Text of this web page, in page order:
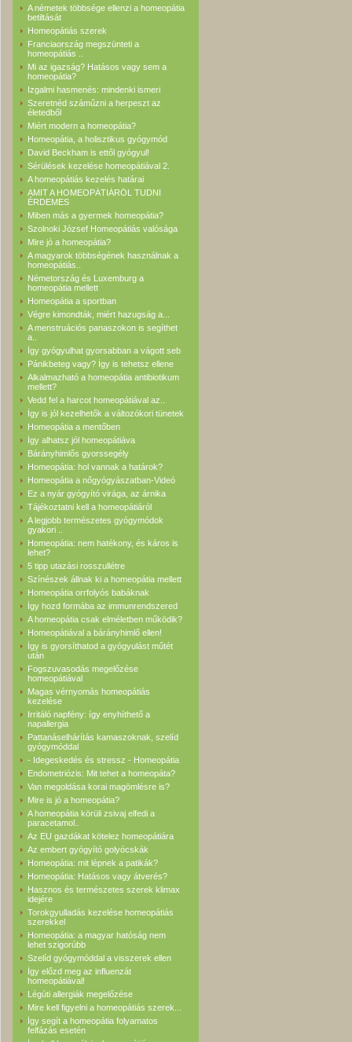
A németek többsége ellenzi a homeopátia
betiltását
Homeopátiás szerek
Franciaország megszünteti a
homeopátiás ..
Mi az igazság? Hatásos vagy sem a
homeopátia?
Izgalmi hasmenés: mindenki ismeri
Szeretnéd száműzni a herpeszt az
életedből
Miért modern a homeopátia?
Homeopátia, a holisztikus gyógymód
David Beckham is ettől gyógyul!
Sérülések kezelése homeopátiával 2.
A homeopátiás kezelés határai
AMIT A HOMEOPÁTIÁRÓL TUDNI
ÉRDEMES
Miben más a gyermek homeopátia?
Szolnoki József Homeopátiás valósága
Mire jó a homeopátia?
A magyarok többségének használnak a
homeopátiás..
Németország és Luxemburg a
homeopátia mellett
Homeopátia a sportban
Végre ki­mond­ták, miért ha­zug­ság a...
A menstruációs panaszokon is segíthet
a..
Így gyógyulhat gyorsabban a vágott seb
Pánikbeteg vagy? Így is tehetsz ellene
Alkalmazható a homeopátia antibiotikum
mellett?
Vedd fel a harcot homeopátiával az..
Így is jól kezelhetők a változókori tünetek
Homeopátia a mentőben
Így alhatsz jól homeopátiáva
Bárányhimlős gyorssegély
Homeopátia: hol vannak a határok?
Homeopátia a nőgyógyászatban-Videó
Ez a nyár gyógyító virága, az árnika
Tájékoztatni kell a homeopátiáról
A legjobb természetes gyógymódok
gyakori ..
Homeopátia: nem hatékony, és káros is
lehet?
5 tipp utazási rosszullétre
Színészek állnak ki a homeopátia mellett
Homeopátia orrfolyós babáknak
Így hozd formába az immunrendszered
A homeopátia csak elméletben működik?
Homeopátiával a bárányhimlő ellen!
Így is gyorsíthatod a gyógyulást műtét
után
Fogszuvasodás megelőzése
homeopátiával
Magas vérnyomás homeopátiás
kezelése
Irritáló napfény: így enyhíthető a
napallergia
Pattanáselhárítás kamaszoknak, szelíd
gyógymóddal
- Idegeskedés és stressz - Homeopátia
Endometriózis: Mit tehet a homeopáta?
Van megoldása korai magömlésre is?
Mire is jó a homeopátia?
A homeopátia körüli zsivaj elfedi a
paracetamol..
Az EU gazdákat kötelez homeopátiára
Az embert gyógyító golyócskák
Homeopátia: mit lépnek a patikák?
Homeopátia: Hatásos vagy átverés?
Hasznos és természetes szerek klimax
idejére
Torokgyulladás kezelése homeopátiás
szerekkel
Homeopátia: a magyar hatóság nem
lehet szigorúbb
Szelíd gyógymóddal a visszerek ellen
Így előzd meg az influenzát
homeopátiával!
Légúti allergiák megelőzése
Mire kell figyelni a homeopátiás szerek...
Így segít a homeopátia folyamatos
felfázás esetén